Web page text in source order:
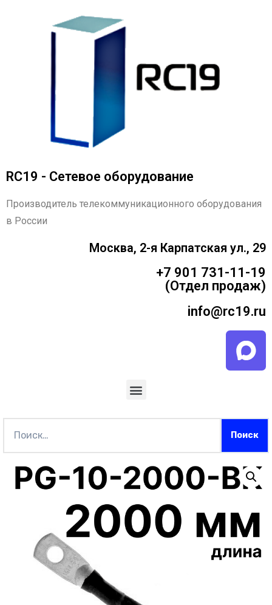
RC19 - Сетевое оборудование
Производитель телекоммуникационного оборудования
в России
Москва, 2-я Карпатская ул., 29
+7 901 731-11-19
(Отдел продаж)
info@rc19.ru